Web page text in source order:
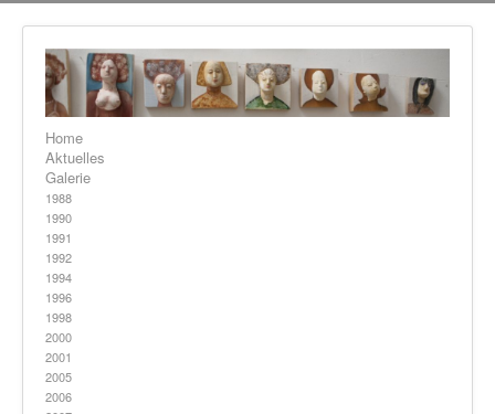
Home
Aktuelles
Galerie
1988
1990
1991
1992
1994
1996
1998
2000
2001
2005
2006